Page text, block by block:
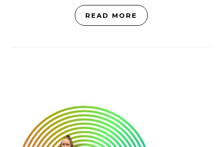
READ MORE